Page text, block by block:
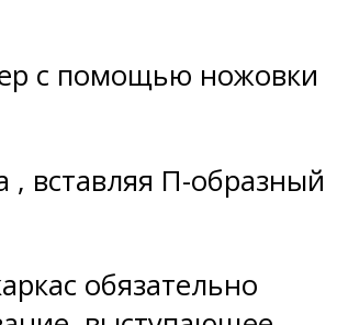
с помощью ножовки
вставляя П-образный
обязательно